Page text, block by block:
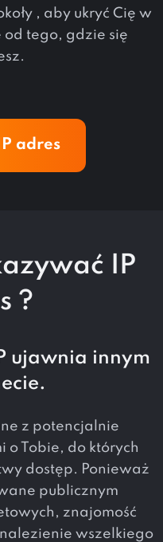
, aby ukryć Cię w
od tego, gdzie się
adres
IP
?
ujawnia innym
z potencjalnie
Tobie, do których
dostęp. Ponieważ
publicznym
znajomość
wszelkiego